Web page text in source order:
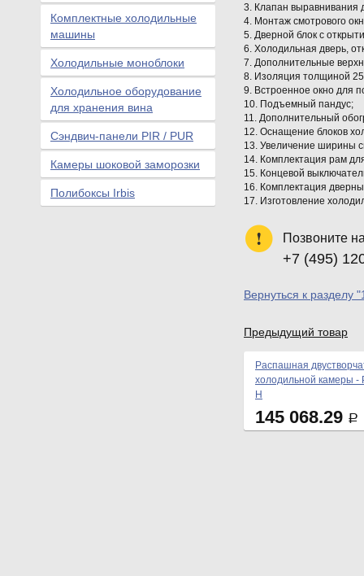
3. Клапан выравнивания
4. Монтаж смотрового
5. Дверной блок с
6. Холодильная дверь,
7. Дополнительные
8. Изоляция толщиной
9. Встроенное окно для
10. Подъемный пандус;
11. Дополнительный
12. Оснащение блоков
13. Увеличение ширины
14. Комплектация рам
15. Концевой
16. Комплектация
17. Изготовление
Позвоните
+7 (495)
Вернуться к разделу
Предыдущий товар
Распашная
холодильной камеры
Н
145 068.29 Р
Комплектные холодильные
машины
Холодильные моноблоки
Холодильное оборудование
для хранения вина
Сэндвич-панели PIR / PUR
Камеры шоковой заморозки
Полибоксы Irbis